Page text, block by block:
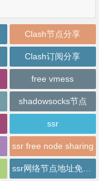
Clash节点分享
Clash订阅分享
free vmess
shadowsocks节点
ssr
ssr free node sharing